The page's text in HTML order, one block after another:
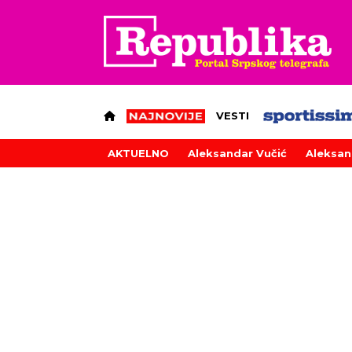
VESTI
AKTUELNO Aleksandar Vučić